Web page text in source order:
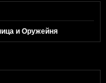
и Оружейня